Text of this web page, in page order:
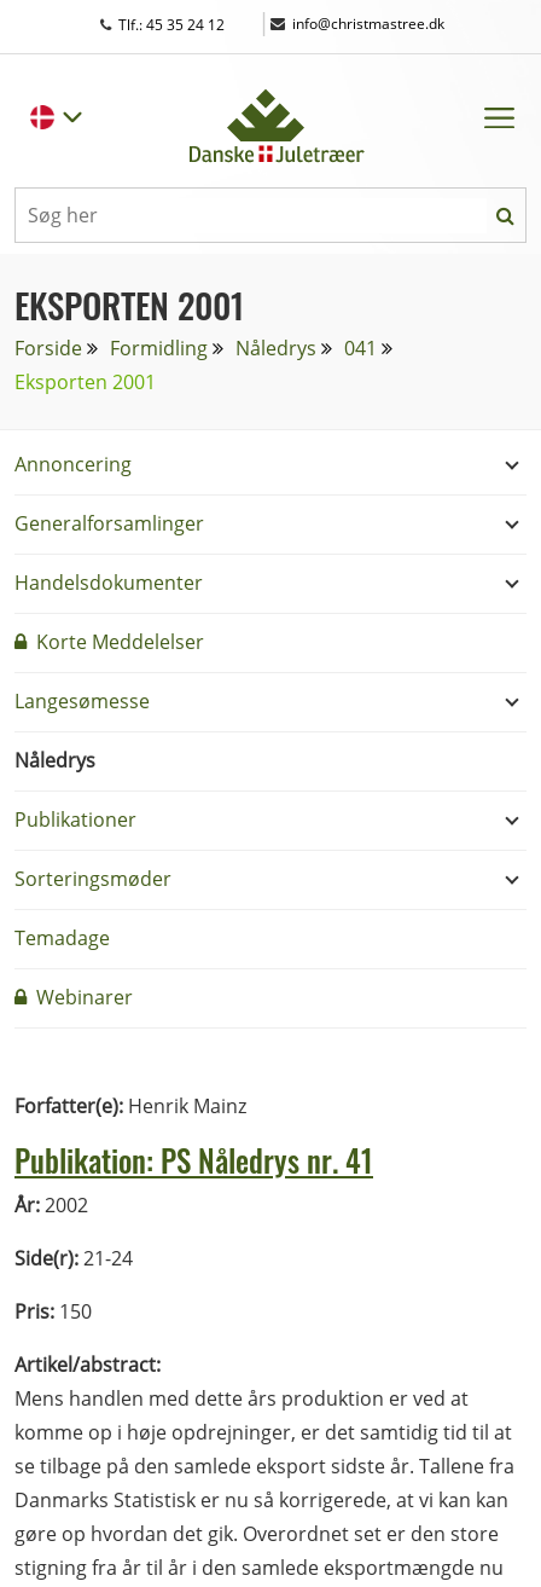
Tlf.: 45 35 24 12 | info@christmastree.dk
EKSPORTEN 2001
Forside Formidling Nåledrys
041
Eksporten 2001
Annoncering
Generalforsamlinger
Handelsdokumenter
Korte Meddelelser
Langesømesse
Nåledrys
Publikationer
Sorteringsmøder
Temadage
Webinarer
Forfatter(e): Henrik Mainz
Publikation: PS Nåledrys nr. 41
År:2002
Side(r):21-24
Pris: 150
Artikel/abstract:
Mens handlen med dette års produktion er ved at
komme op i høje opdrejninger, er det samtidig tid til at
se tilbage på den samlede eksport sidste år. Tallene fra
Danmarks Statistisk er nu så korrigerede, at vi kan kan
gøre op hvordan det gik. Overordnet set er den store
stigning fra år til år i den samlede eksportmængde nu